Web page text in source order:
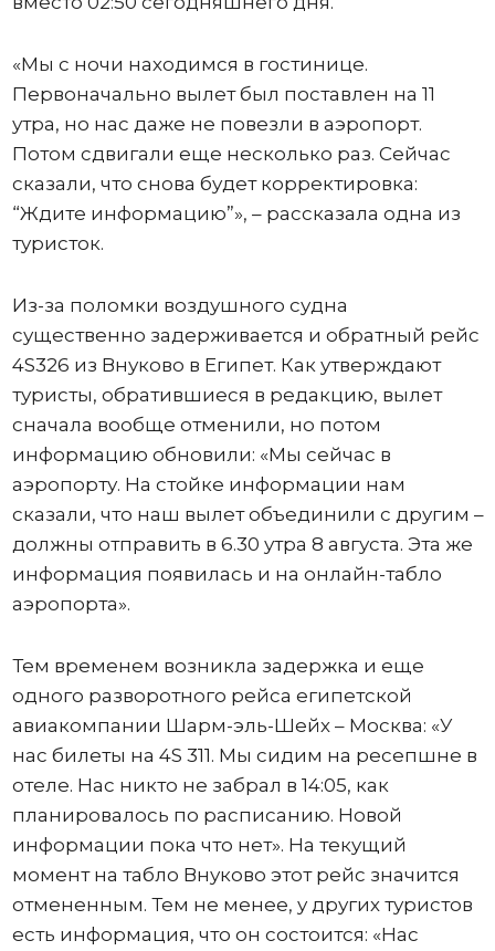
«Мы с ночи находимся в гостинице.
Первоначально вылет был поставлен на 11
утра, но нас даже не повезли в аэропорт.
Потом сдвигали еще несколько раз. Сейчас
сказали, что снова будет корректировка:
“Ждите информацию”», – рассказала одна из
туристок.
Из-за поломки воздушного судна
существенно задерживается и обратный рейс
4S326 из Внуково в Египет. Как утверждают
туристы, обратившиеся в редакцию, вылет
сначала вообще отменили, но потом
информацию обновили: «Мы сейчас в
аэропорту. На стойке информации нам
сказали, что наш вылет объединили с другим –
должны отправить в 6.30 утра 8 августа. Эта же
информация появилась и на онлайн-табло
аэропорта».
Тем временем возникла задержка и еще
одного разворотного рейса египетской
авиакомпании Шарм-эль-Шейх – Москва: «У
нас билеты на 4S 311. Мы сидим на ресепшне в
отеле. Нас никто не забрал в 14:05, как
планировалось по расписанию. Новой
информации пока что нет». На текущий
момент на табло Внуково этот рейс значится
отмененным. Тем не менее, у других туристов
есть информация, что он состоится: «Нас